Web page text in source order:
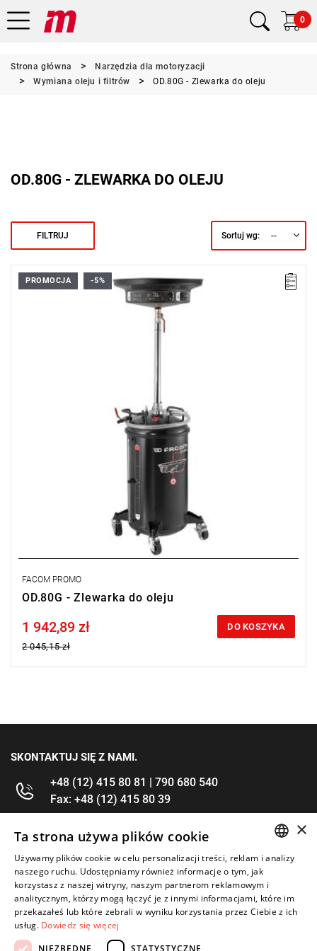
0
Strona główna
Narzędzia dla motoryzacji
Wymiana oleju i filtrów
OD.80G - Zlewarka do oleju
OD.80G - ZLEWARKA DO OLEJU
FILTRUJ Sortuj wg: --
• Pojemność zbiornika 80 l
• Wysokość regulowana od 114 do 168 cm
• Szeroki stalowy kolektor Ø 530 mm
PROMOCJA -5%
FACOM PROMO
OD.80G - Zlewarka do oleju
Price tax included
1 942,89 zł
2 045,15 zł
DO KOSZYKA
SKONTAKTUJ SIĘ Z NAMI.
+48 (12) 415 80 81 | 790 680 540
Fax: +48 (12) 415 80 39
kontakt@im-narzedzia.pl
INFORMACJE
OFERTA
MOJE KONTO
ENGLISH
×
Ta strona używa plików cookie
Używamy plików cookie w celu personalizacji treści, reklam i analizy
naszego ruchu. Udostępniamy również informacje o tym, jak
korzystasz z naszej witryny, naszym partnerom reklamowym i
analitycznym, którzy mogą łączyć je z innymi informacjami, które im
przekazałeś lub które zebrali w wyniku korzystania przez Ciebie z ich
usług. Dowiedz się więcej
NIEZBĘDNE
STATYSTYCZNE